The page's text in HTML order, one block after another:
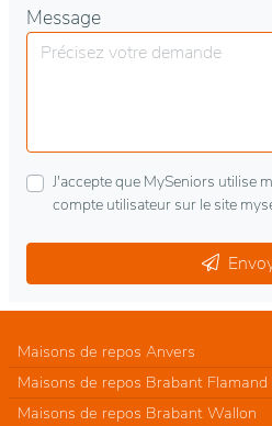
Message
J'accepte que MySeniors utilise
compte utilisateur sur le site
Maisons de repos Anvers
Maisons de repos Brabant Flamand
Maisons de repos Brabant Wallon